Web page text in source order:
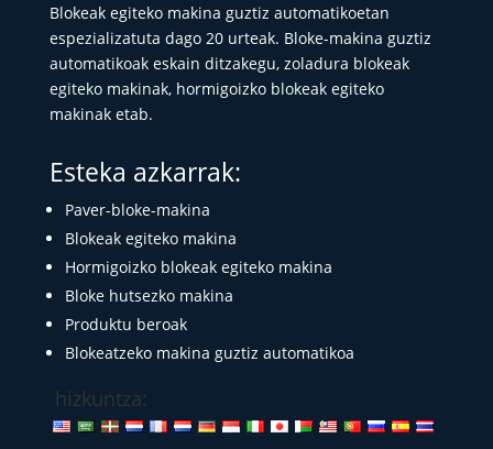
Blokeak egiteko makina guztiz automatikoetan
espezializatuta dago 20 urteak. Bloke-makina guztiz
automatikoak eskain ditzakegu, zoladura blokeak
egiteko makinak, hormigoizko blokeak egiteko
makinak etab.
Esteka azkarrak:
Paver-bloke-makina
Blokeak egiteko makina
Hormigoizko blokeak egiteko makina
Bloke hutsezko makina
Produktu beroak
Blokeatzeko makina guztiz automatikoa
hizkuntza: